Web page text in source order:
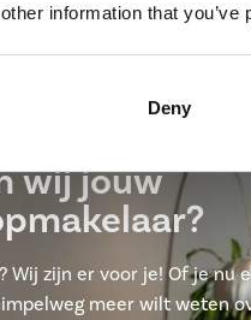
other information that
Deny
wij jouw
Wij zijn er voor je! Of je nu
meer wilt weten